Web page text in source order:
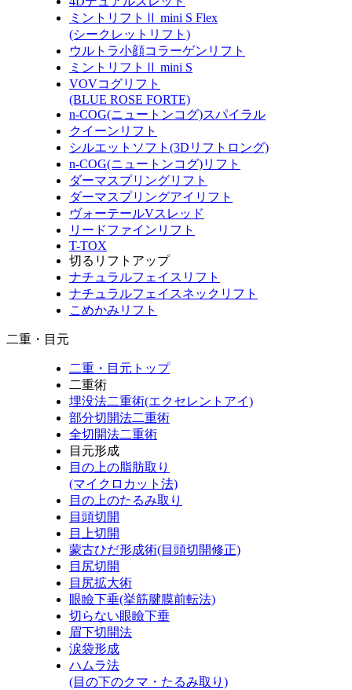
ミントリフトⅡ mini S Flex
(シークレットリフト)
ウルトラ小顔コラーゲンリフト
ミントリフトⅡ mini S
VOVコグリフト
(BLUE ROSE FORTE)
n-COG(ニュートンコグ)スパイラル
クイーンリフト
シルエットソフト(3Dリフトロング)
n-COG(ニュートンコグ)リフト
ダーマスプリングリフト
ダーマスプリングアイリフト
ヴォーテールVスレッド
リードファインリフト
T-TOX
切るリフトアップ
ナチュラルフェイスリフト
ナチュラルフェイスネックリフト
こめかみリフト
二重・目元
二重・目元トップ
二重術
埋没法二重術(エクセレントアイ)
部分切開法二重術
全切開法二重術
目元形成
目の上の脂肪取り
(マイクロカット法)
目の上のたるみ取り
目頭切開
目上切開
蒙古ひだ形成術(目頭切開修正)
目尻切開
目尻拡大術
眼瞼下垂(挙筋腱膜前転法)
切らない眼瞼下垂
眉下切開法
涙袋形成
ハムラ法
(目の下のクマ・たるみ取り)